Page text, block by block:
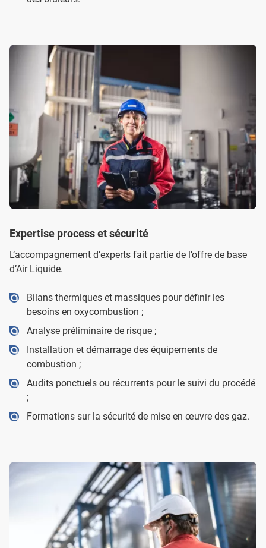
Expertise process et sécurité
L’accompagnement d’experts fait partie de l’offre de base
d’Air Liquide.
Bilans thermiques et massiques pour définir les
besoins en oxycombustion ;
Analyse préliminaire de risque ;
Installation et démarrage des équipements de
combustion ;
Audits ponctuels ou récurrents pour le suivi du procédé
;
Formations sur la sécurité de mise en œuvre des gaz.